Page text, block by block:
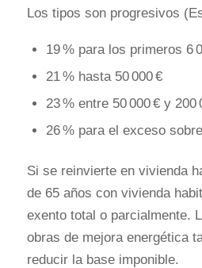
Los tipos son progresivos
19 % para los primeros 6
21 % hasta 50 000 €
23 % entre 50 000 € y 200
26 % para el exceso
Si se reinvierte en vivienda
de 65 años con vivienda
exento total o parcialmente.
obras de mejora energética
reducir la base imponible.